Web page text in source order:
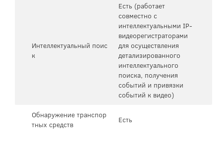
Интеллектуальный поис
к
Есть (работает
совместно с
интеллектуальными IP-
видеорегистраторами
для осуществления
детализированного
интеллектуального
поиска, получения
событий и привязки
событий к видео)
Обнаружение транспор
тных средств
Есть